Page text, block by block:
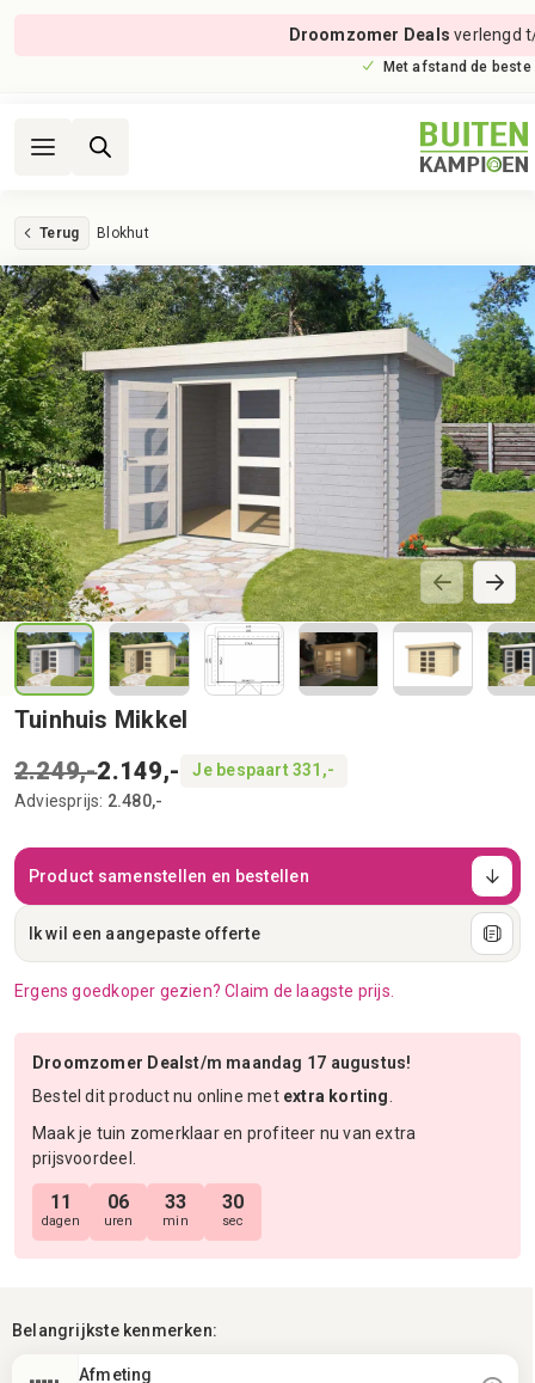
Droomzomer Deals verlengd
Terug Blokhut
Tuinhuis Mikkel
Droomzomer Dealst/m maandag 17 augustus!
Bestel dit product nu online met extra korting
Maak je tuin zomerklaar en profiteer nu van extra
prijsvoordeel.
11
dagen
06
uren
33
min
29
sec
2.249,-2.149,-
Je bespaart 331,-
Adviesprijs: 2.480,-
Product samenstellen en bestellen
Ik wil een aangepaste offerte
Ergens goedkoper gezien? Claim de laagste prijs.
Belangrijkste kenmerken:
Afmeting